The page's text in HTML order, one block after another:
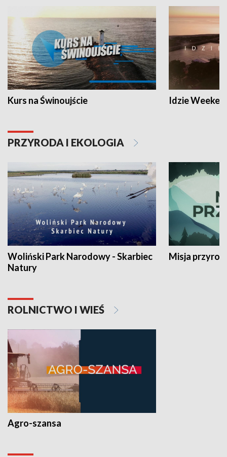
Kurs na Świnoujście Idzie
PRZYRODA I EKOLOGIA
Woliński Park Narodowy - Skarbiec
Natury
Misja
ROLNICTWO I WIEŚ
Agro-szansa